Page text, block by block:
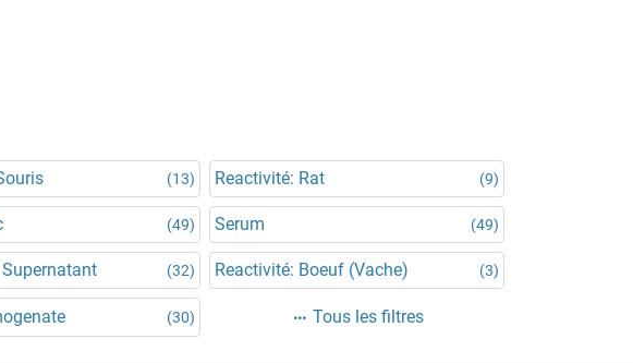
(13) Reactivité: Rat (9)
(49) Serum (49)
(32) Reactivité: Boeuf (Vache) (3)
(30) Tous les filtres